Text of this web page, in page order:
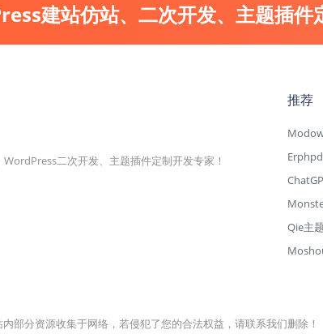
建站仿站、二次开发、主题插件
二次开发、主题插件定制开发专家！
推荐
Qie主题
内部分资源收集于网络，若侵犯了您的合法权益，请联系我们删除！